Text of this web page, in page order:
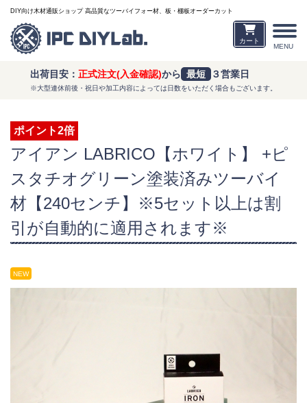
MENU
DIY向け木材通販ショップ 高品質なツーバイフォー材、板・棚板オーダーカット
カート
出荷目安： 正式注文(入金確認)から 最短 ３営業日
※大型連休前後・祝日や加工内容によっては日数をいただく場合もございます。
ポイント2倍
アイアン LABRICO【ホワイト】 +ピ
スタチオグリーン塗装済みツーバイ
材【240センチ】※5セット以上は割
引が自動的に適用されます※
NEW